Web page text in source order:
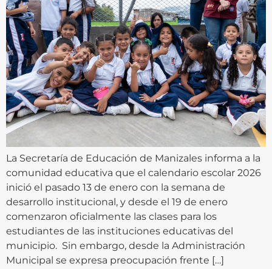
La Secretaría de Educación de Manizales informa a la
comunidad educativa que el calendario escolar 2026
inició el pasado 13 de enero con la semana de
desarrollo institucional, y desde el 19 de enero
comenzaron oficialmente las clases para los
estudiantes de las instituciones educativas del
municipio. Sin embargo, desde la Administración
Municipal se expresa preocupación frente […]